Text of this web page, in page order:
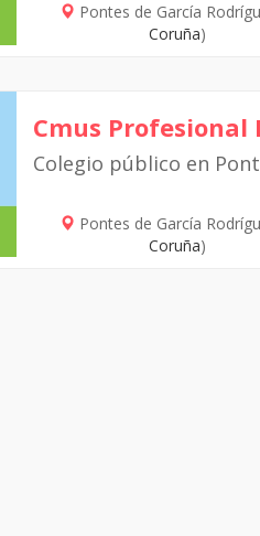
Pontes de García
Coruña)
Cmus Profesional
Colegio público en
Pontes de García
Coruña)